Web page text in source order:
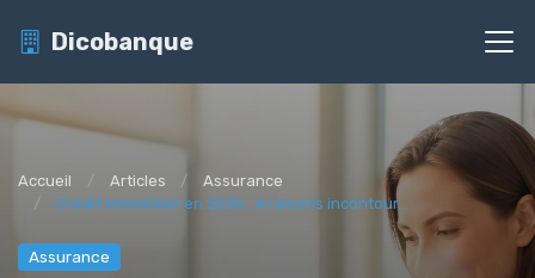
Dicobanque
Accueil Articles
Assurance
Crédit immobilier en 2026 : 4 raisons incontour...
Assurance